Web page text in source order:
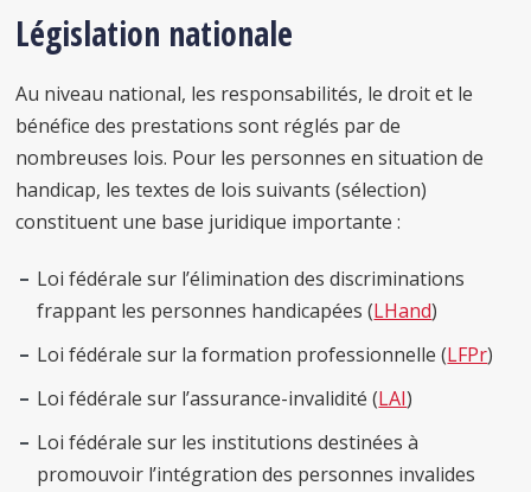
Législation nationale
Au niveau national, les responsabilités, le droit et le
bénéfice des prestations sont réglés par de
nombreuses lois. Pour les personnes en situation de
handicap, les textes de lois suivants (sélection)
constituent une base juridique importante :
Loi fédérale sur l’élimination des discriminations
frappant les personnes handicapées (LHand)
Loi fédérale sur la formation professionnelle (LFPr)
Loi fédérale sur l’assurance-invalidité (LAI)
Loi fédérale sur les institutions destinées à
promouvoir l’intégration des personnes invalides